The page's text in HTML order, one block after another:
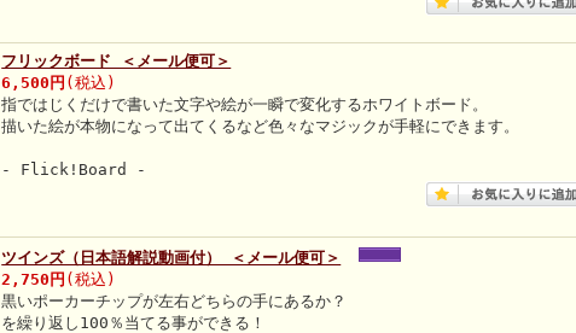
フリックボード ＜メール便可＞
6,500円 (税込)
指ではじくだけで書いた文字や絵が一瞬で変化するホワイトボード。
描いた絵が本物になって出てくるなど色々なマジックが手軽にできます。
- Flick!Board -
ツインズ（日本語解説動画付） ＜メール便可＞
2,750円 (税込)
黒いポーカーチップが左右どちらの手にあるか？
を繰り返し100％当てる事ができる！